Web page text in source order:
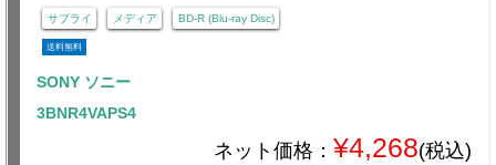
サプライ メディア BD-R (Blu-ray Disc)
送料無料
SONY ソニー
3BNR4VAPS4
ネット価格： ¥4,268(税込)